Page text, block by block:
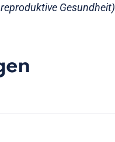
Gesundheit)